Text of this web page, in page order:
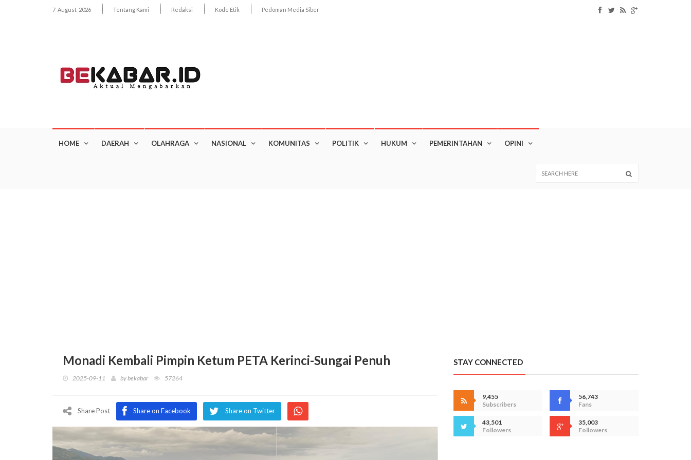
7-August-2026 Tentang Kami Redaksi Kode Etik Pedoman Media Siber
HOME DAERAH OLAHRAGA NASIONAL KOMUNITAS POLITIK HUKUM PEMERINTAHAN OPINI
Monadi Kembali Pimpin Ketum PETA Kerinci-Sungai Penuh
2025-09-11 bybekabar 57264
Share Post Share on Facebook Share on Twitter
STAY CONNECTED
9,455
Subscribers
56,743
Fans
43,501
Followers
35,003
Followers